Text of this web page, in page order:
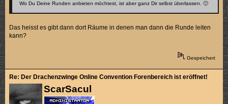
Wo Du Deine Runden anbieten möchtest, ist aber ganz Dir selbst überlassen. 🙂
Das heisst es gibt dann dort Räume in denen man dann die Runde leiten
kann?
Gespeichert
ScarSacul
Re: Der Drachenzwinge Online Convention Forenbereich ist eröffnet!